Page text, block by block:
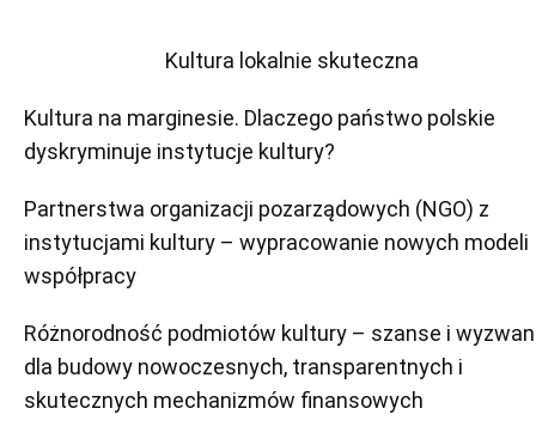
Kultura lokalnie skuteczna
Kultura na marginesie. Dlaczego państwo polskie
dyskryminuje instytucje kultury?
Partnerstwa organizacji pozarządowych (NGO) z
instytucjami kultury – wypracowanie nowych modeli
współpracy
Różnorodność podmiotów kultury – szanse i
dla budowy nowoczesnych, transparentnych i
skutecznych mechanizmów finansowych